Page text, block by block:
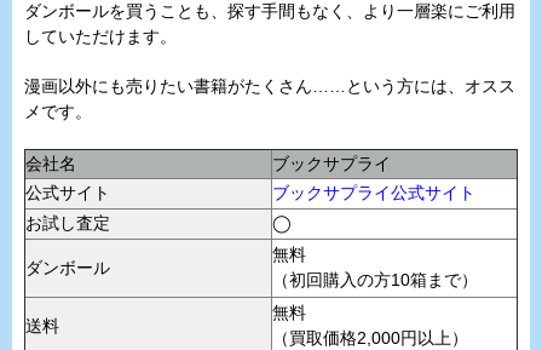
ダンボールを買うことも、探す手間もなく、より一層楽にご利用
していただけます。
漫画以外にも売りたい書籍がたくさん……という方には、オスス
メです。
会社名
ブックサプライ
公式サイト
ブックサプライ公式サイト
お試し査定
◯
ダンボール
無料
（初回購入の方10箱まで）
送料
無料
（買取価格2,000円以上）